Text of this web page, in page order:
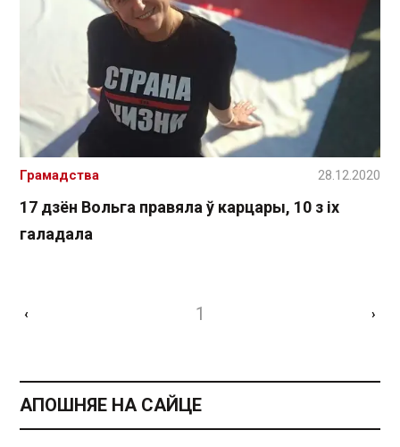
17 дзён Вольга правяла ў карцары, 10 з іх
галадала
Грамадства 28.12.2020
‹ 1 ›
АПОШНЯЕ НА САЙЦЕ